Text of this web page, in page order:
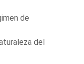
de
del